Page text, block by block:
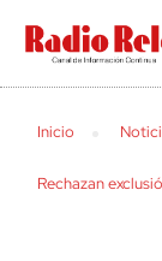
Inicio
Rechazan